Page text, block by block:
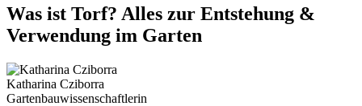
Was ist Torf? Alles zur Entstehung &
Verwendung im Garten
Katharina Cziborra
Gartenbauwissenschaftlerin